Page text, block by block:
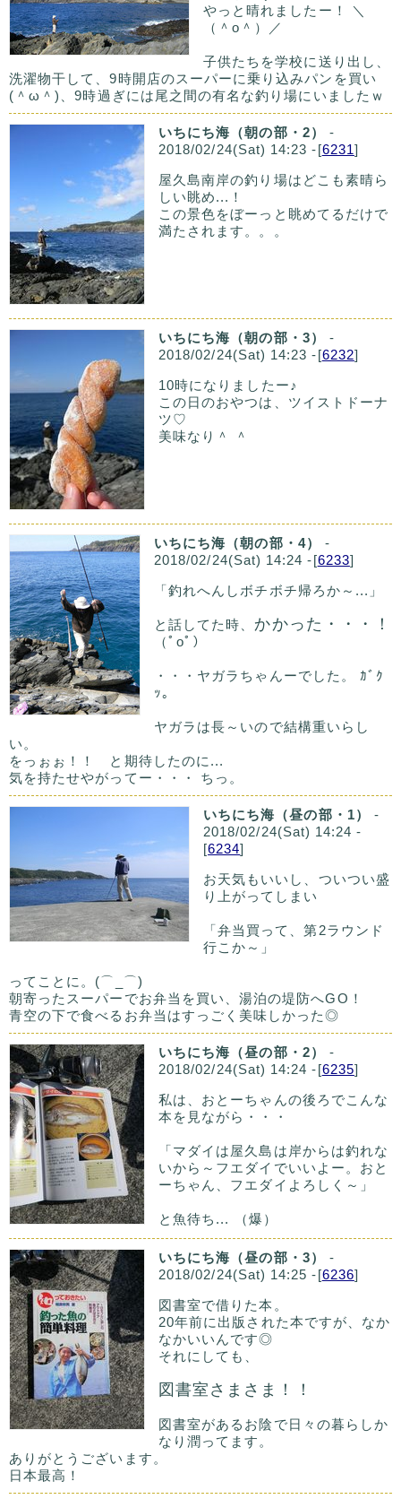
やっと晴れましたー！ ＼
（＾o＾）／
子供たちを学校に送り出し、
洗濯物干して、9時開店のスーパーに乗り込みパンを買い
(＾ω＾)、9時過ぎには尾之間の有名な釣り場にいましたｗ
いちにち海（朝の部・2）
-
2018/02/24(Sat) 14:23 -[6231]
屋久島南岸の釣り場はどこも素晴ら
しい眺め...！
この景色をぼーっと眺めてるだけで
満たされます。。。
いちにち海（朝の部・3）
-
2018/02/24(Sat) 14:23 -[6232]
10時になりましたー♪
この日のおやつは、ツイストドーナ
ツ♡
美味なり＾ ＾
いちにち海（朝の部・4）
-
2018/02/24(Sat) 14:24 -[6233]
「釣れへんしボチボチ帰ろか～...」
と話してた時、 かかった・・・！
（ﾟoﾟ）
・・・ヤガラちゃんーでした。 ｶﾞｸ
ｯ｡
ヤガラは長～いので結構重いらし
い。
をっぉぉ！！ と期待したのに...
気を持たせやがってー・・・ ちっ。
いちにち海（昼の部・1）
-
2018/02/24(Sat) 14:24 -
[6234]
お天気もいいし、ついつい盛
り上がってしまい
「弁当買って、第2ラウンド
行こか～」
ってことに。(⌒_⌒)
朝寄ったスーパーでお弁当を買い、湯泊の堤防へGO！
青空の下で食べるお弁当はすっごく美味しかった◎
いちにち海（昼の部・2）
-
2018/02/24(Sat) 14:24 -[6235]
私は、おとーちゃんの後ろでこんな
本を見ながら・・・
「マダイは屋久島は岸からは釣れな
いから～フエダイでいいよー。おと
ーちゃん、フエダイよろしく～」
と魚待ち... （爆）
いちにち海（昼の部・3）
-
2018/02/24(Sat) 14:25 -[6236]
図書室で借りた本。
20年前に出版された本ですが、なか
なかいいんです◎
それにしても、
図書室さまさま！！
図書室があるお陰で日々の暮らしか
なり潤ってます。
ありがとうございます。
日本最高！